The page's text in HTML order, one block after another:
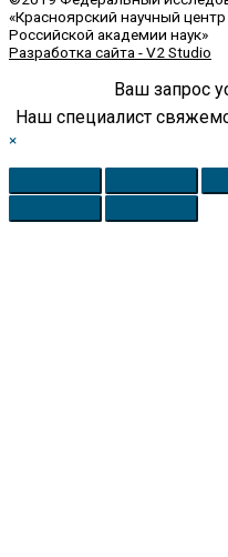
«Красноярский научный
Российской академии наук»
Разработка сайта - V2 Studio
Ваш запрос
Наш специалист
×